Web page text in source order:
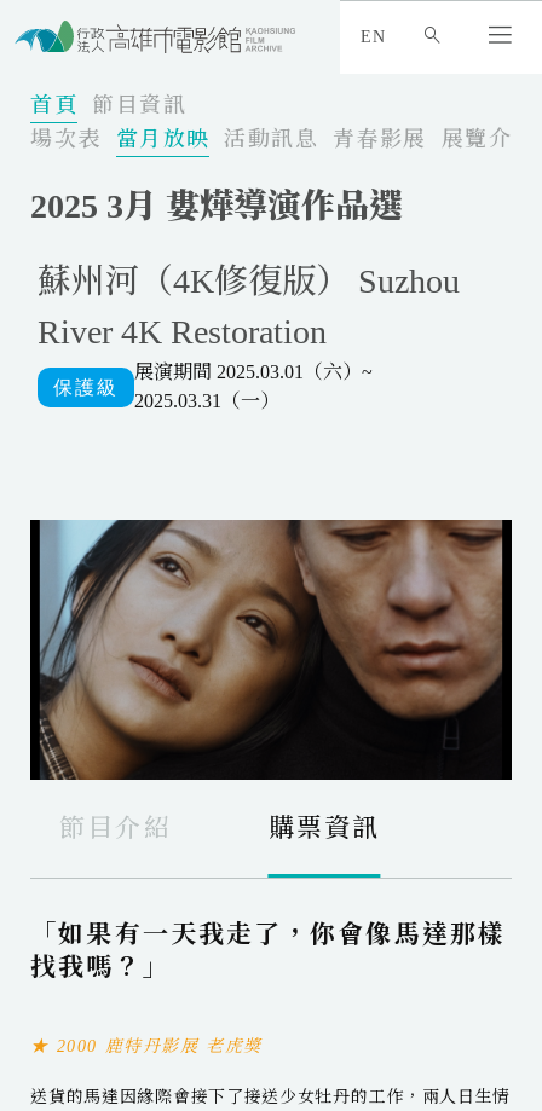
EN
首頁
節目資訊
場次表
當月放映 活動訊息 青春影展 展覽介紹
2025 3月 婁燁導演作品選
蘇州河（4K修復版） Suzhou
River 4K Restoration
展演期間 2025.03.01（六）~
2025.03.31（一）
節目介紹 購票資訊
「如果有一天我走了，你會像馬達那樣
找我嗎？」
★ 2000 鹿特丹影展 老虎獎
送貨的馬達因緣際會接下了接送少女牡丹的工作，兩人日生情